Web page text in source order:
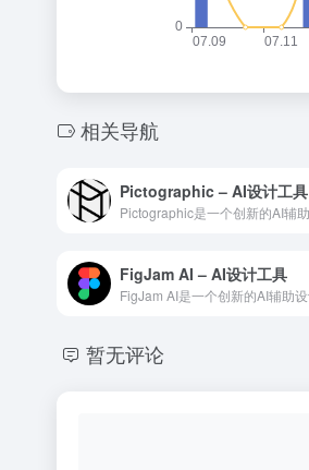
相关导航
Pictographic – AI设计工具
FigJam AI – AI设计工具
暂无评论